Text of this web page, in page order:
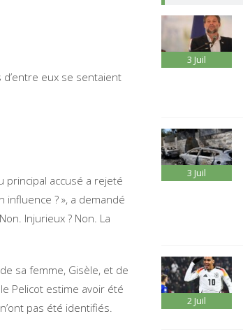
eux se sentaient
principal accusé a rejeté
influence ? », a demandé
Injurieux ? Non. La
sa femme, Gisèle, et de
Pelicot estime avoir été
pas été identifiés.
3 Juil
3 Juil
2 Juil